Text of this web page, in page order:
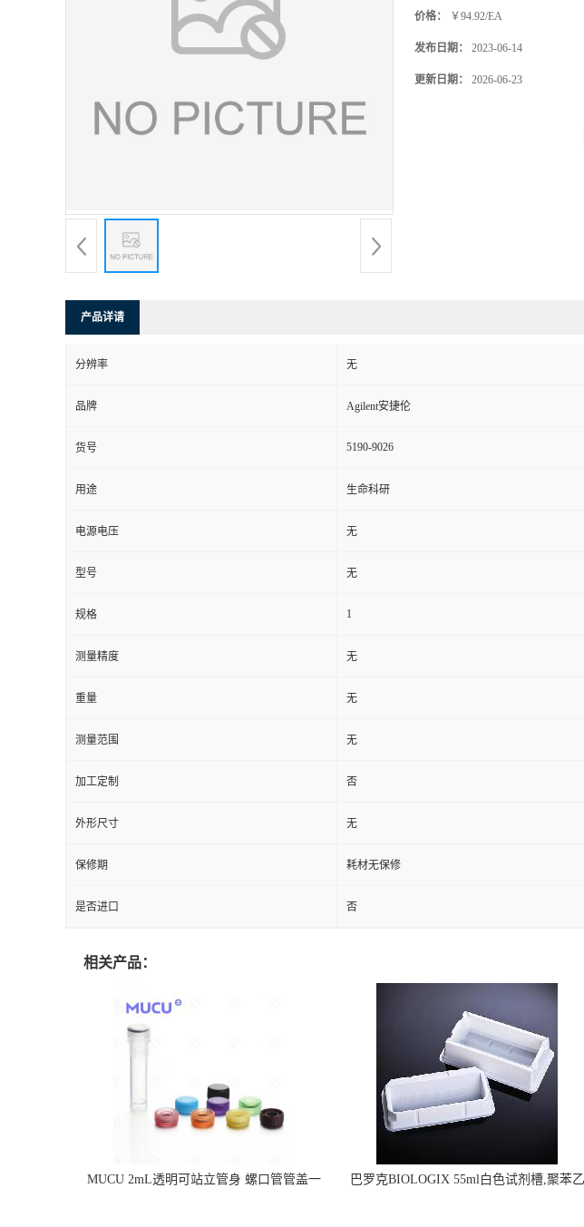
价格： ￥94.92/EA
发布日期： 2023-06-14
更新日期： 2026-06-23
产品详请
分辨率 无
品牌 Agilent安捷伦
货号 5190-9026
用途 生命科研
电源电压 无
型号 无
规格 1
测量精度 无
重量 无
测量范围 无
加工定制 否
外形尺寸 无
保修期 耗材无保修
是否进口 否
相关产品：
MUCU 2mL透明可站立管身 螺口管管盖一
巴罗克BIOLOGIX 55ml白色试剂槽,聚苯乙